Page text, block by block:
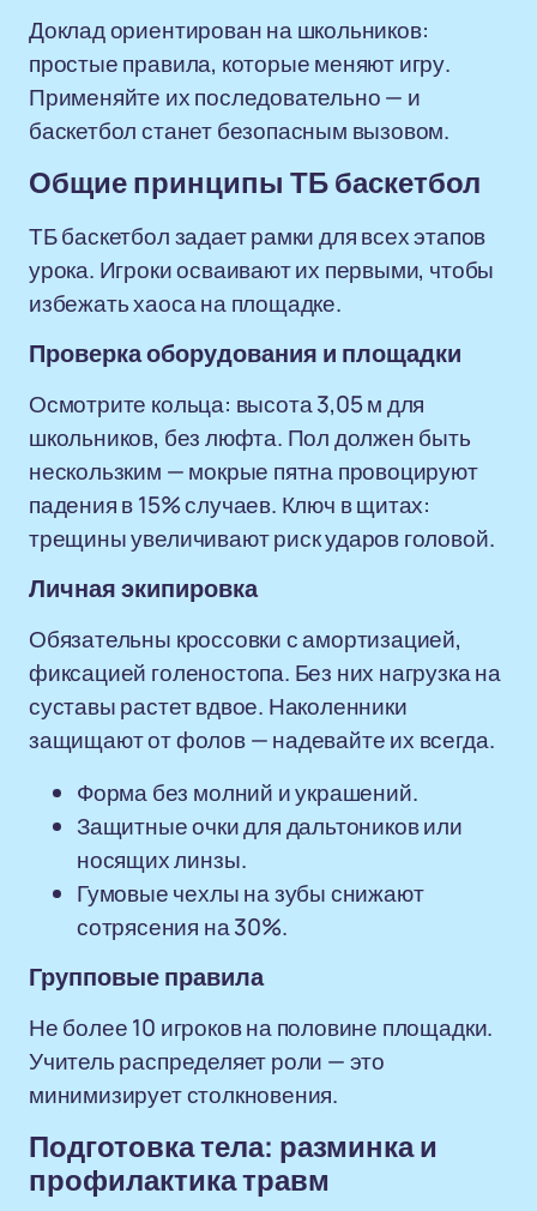
Доклад ориентирован на школьников:
простые правила, которые меняют игру.
Применяйте их последовательно — и
баскетбол станет безопасным вызовом.
Общие принципы ТБ баскетбол
ТБ баскетбол задает рамки для всех этапов
урока. Игроки осваивают их первыми, чтобы
избежать хаоса на площадке.
Проверка оборудования и площадки
Осмотрите кольца: высота 3,05 м для
школьников, без люфта. Пол должен быть
нескользким — мокрые пятна провоцируют
падения в 15% случаев. Ключ в щитах:
трещины увеличивают риск ударов головой.
Личная экипировка
Обязательны кроссовки с амортизацией,
фиксацией голеностопа. Без них нагрузка на
суставы растет вдвое. Наколенники
защищают от фолов — надевайте их всегда.
Форма без молний и украшений.
Защитные очки для дальтоников или
носящих линзы.
Гумовые чехлы на зубы снижают
сотрясения на 30%.
Групповые правила
Не более 10 игроков на половине площадки.
Учитель распределяет роли — это
минимизирует столкновения.
Подготовка тела: разминка и
профилактика травм